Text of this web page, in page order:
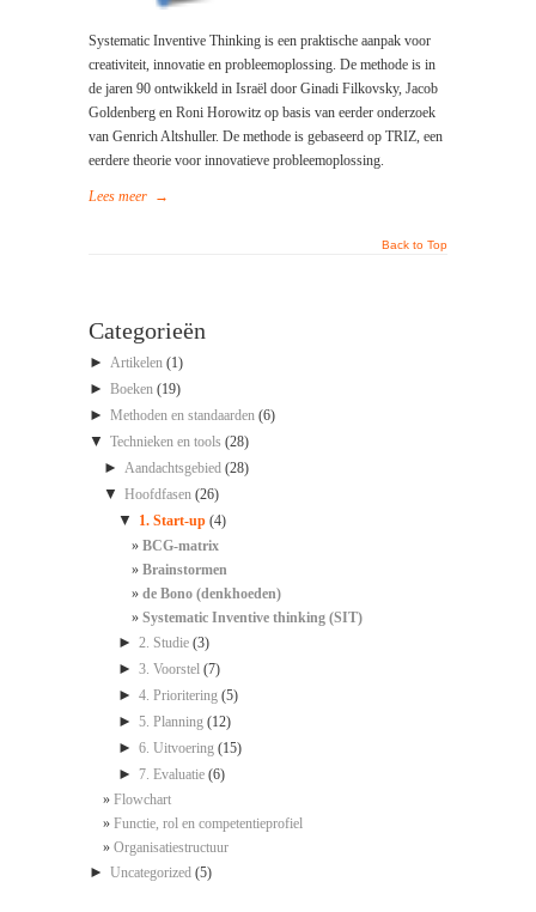
Systematic Inventive Thinking is een praktische aanpak voor
creativiteit, innovatie en probleemoplossing. De methode is in
de jaren 90 ontwikkeld in Israël door Ginadi Filkovsky, Jacob
Goldenberg en Roni Horowitz op basis van eerder onderzoek
van Genrich Altshuller. De methode is gebaseerd op TRIZ, een
eerdere theorie voor innovatieve probleemoplossing.
Lees meer →
Back to Top
Categorieën
► Artikelen (1)
► Boeken (19)
► Methoden en standaarden (6)
▼ Technieken en tools (28)
► Aandachtsgebied (28)
▼ Hoofdfasen (26)
▼ 1. Start-up (4)
BCG-matrix
Brainstormen
de Bono (denkhoeden)
Systematic Inventive thinking (SIT)
► 2. Studie (3)
► 3. Voorstel (7)
► 4. Prioritering (5)
► 5. Planning (12)
► 6. Uitvoering (15)
► 7. Evaluatie (6)
Flowchart
Functie, rol en competentieprofiel
Organisatiestructuur
► Uncategorized (5)